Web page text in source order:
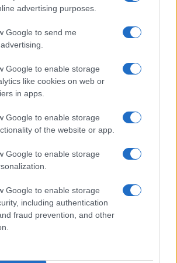
advertising purposes.
Google to send me
Google to enable storage
like cookies on web or
in apps.
Google to enable storage
of the website or app.
Google to enable storage
Google to enable storage
including authentication
fraud prevention, and other
conclude con parole che, ne
condivise da gran parte di
che ha sempre tenuto in
il valore della famiglia
sono sgomento e indignato,
sono incredulo. Sottoporre a
questi bambini è clamoroso,
strada sbagliata. Faremo di tutto,
livello”.
ci sforziamo di ripetere da
settore, anche